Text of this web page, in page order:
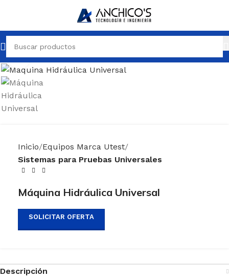
Clic para ampliar
Inicio Equipos Marca Utest
Sistemas para Pruebas Universales
Máquina Hidráulica Universal
SOLICITAR OFERTA
Descripción